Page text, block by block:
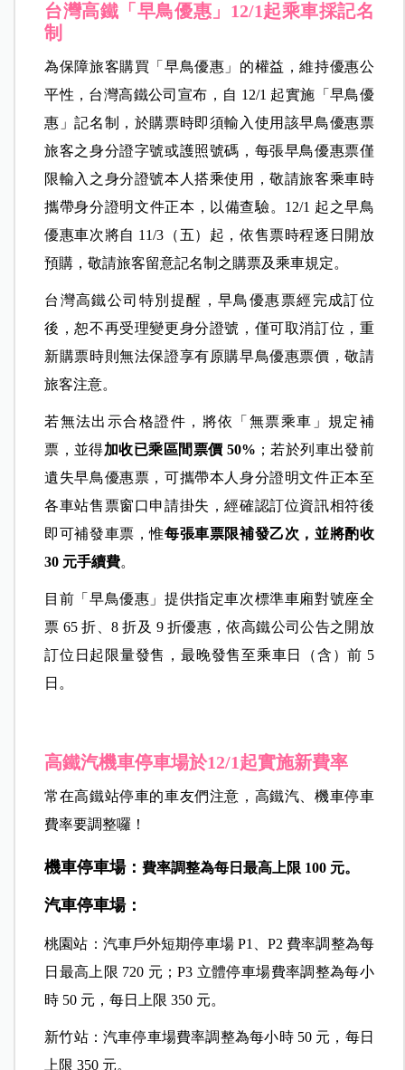
台灣高鐵「早鳥優惠」12/1起乘車採記名
制
為保障旅客購買「早鳥優惠」的權益，維持優惠公
平性，台灣高鐵公司宣布，自 12/1 起實施「早鳥優
惠」記名制，於購票時即須輸入使用該早鳥優惠票
旅客之身分證字號或護照號碼，每張早鳥優惠票僅
限輸入之身分證號本人搭乘使用，敬請旅客乘車時
攜帶身分證明文件正本，以備查驗。12/1 起之早鳥
優惠車次將自 11/3（五）起，依售票時程逐日開放
預購，敬請旅客留意記名制之購票及乘車規定。
台灣高鐵公司特別提醒，早鳥優惠票經完成訂位
後，恕不再受理變更身分證號，僅可取消訂位，重
新購票時則無法保證享有原購早鳥優惠票價，敬請
旅客注意。
若無法出示合格證件，將依「無票乘車」規定補
票，並得加收已乘區間票價 50% ；若於列車出發前
遺失早鳥優惠票，可攜帶本人身分證明文件正本至
各車站售票窗口申請掛失，經確認訂位資訊相符後
即可補發車票，惟每張車票限補發乙次，並將酌收
30 元手續費。
目前「早鳥優惠」提供指定車次標準車廂對號座全
票 65 折、8 折及 9 折優惠，依高鐵公司公告之開放
訂位日起限量發售，最晚發售至乘車日（含）前 5
日。
高鐵汽機車停車場於12/1起實施新費率
常在高鐵站停車的車友們注意，高鐵汽、機車停車
費率要調整囉！
機車停車場：費率調整為每日最高上限 100 元。
汽車停車場：
桃園站：汽車戶外短期停車場 P1、P2 費率調整為每
日最高上限 720 元；P3 立體停車場費率調整為每小
時 50 元，每日上限 350 元。
新竹站：汽車停車場費率調整為每小時 50 元，每日
上限 350 元。